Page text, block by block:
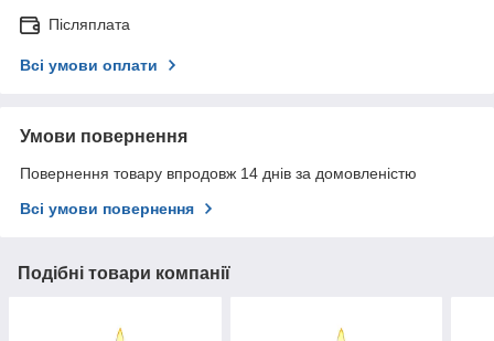
Післяплата
Всі умови оплати
Умови повернення
Повернення товару впродовж 14 днів за домовленістю
Всі умови повернення
Подібні товари компанії